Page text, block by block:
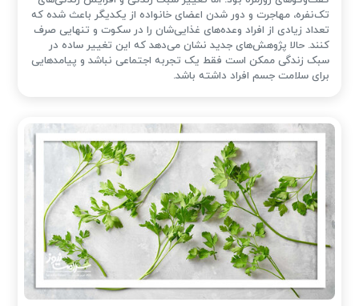
تک‌نفره، مهاجرت و دور شدن اعضای خانواده از یکدیگر باعث شده که
تعداد زیادی از افراد وعده‌های غذایی‌شان را در سکوت و تنهایی صرف
کنند. حالا پژوهش‌های جدید نشان می‌دهد که این تغییر ساده در
سبک زندگی ممکن است فقط یک تجربه اجتماعی نباشد و پیامدهایی
برای سلامت جسم افراد داشته باشد.